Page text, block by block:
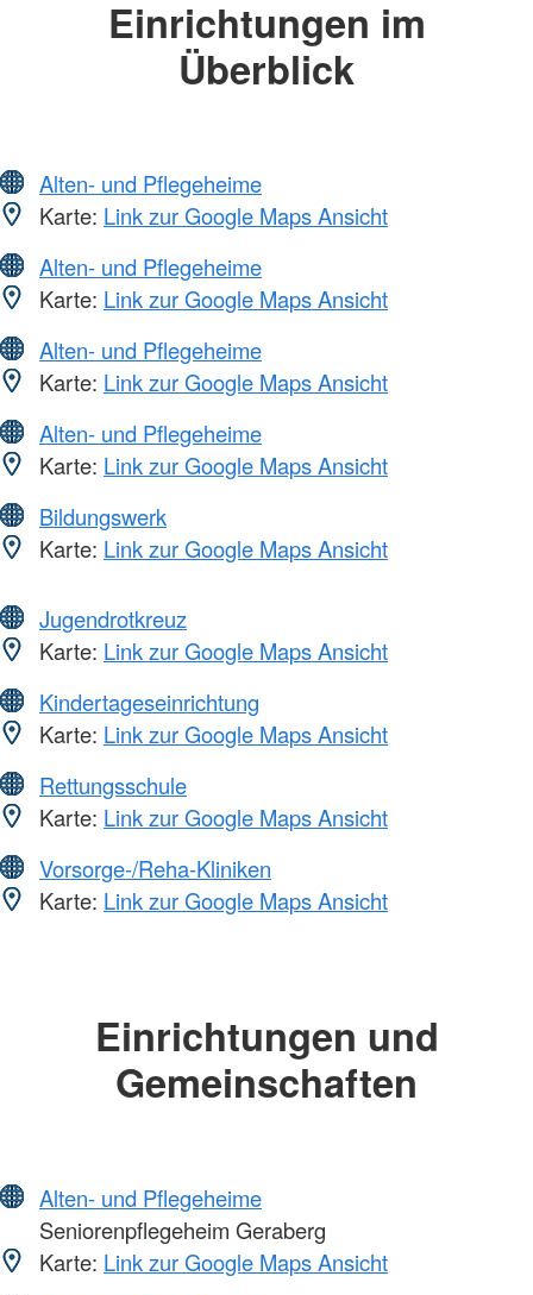
Einrichtungen im
Überblick
Alten- und Pflegeheime
Karte: Link zur Google Maps Ansicht
Alten- und Pflegeheime
Karte: Link zur Google Maps Ansicht
Alten- und Pflegeheime
Karte: Link zur Google Maps Ansicht
Alten- und Pflegeheime
Karte: Link zur Google Maps Ansicht
Bildungswerk
Karte: Link zur Google Maps Ansicht
Jugendrotkreuz
Karte: Link zur Google Maps Ansicht
Kindertageseinrichtung
Karte: Link zur Google Maps Ansicht
Rettungsschule
Karte: Link zur Google Maps Ansicht
Vorsorge-/Reha-Kliniken
Karte: Link zur Google Maps Ansicht
Einrichtungen und
Gemeinschaften
Alten- und Pflegeheime
Seniorenpflegeheim Geraberg
Karte: Link zur Google Maps Ansicht